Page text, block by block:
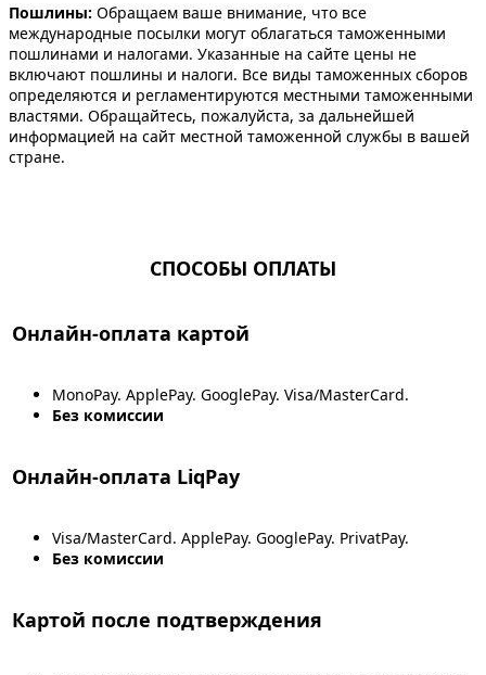
Пошлины: Обращаем ваше внимание, что все
международные посылки могут облагаться таможенными
пошлинами и налогами. Указанные на сайте цены не
включают пошлины и налоги. Все виды таможенных сборов
определяются и регламентируются местными таможенными
властями. Обращайтесь, пожалуйста, за дальнейшей
информацией на сайт местной таможенной службы в вашей
стране.
СПОСОБЫ ОПЛАТЫ
Онлайн-оплата картой
MonoPay. ApplePay. GooglePay. Visa/MasterCard.
Без комиссии
Онлайн-оплата LiqPay
Visa/MasterCard. ApplePay. GooglePay. PrivatPay.
Без комиссии
Картой после подтверждения